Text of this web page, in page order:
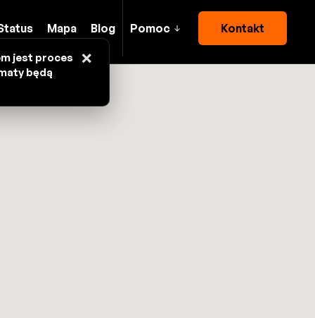
Mapa Blog Pomoc Kontakt
jest proces
będą
×